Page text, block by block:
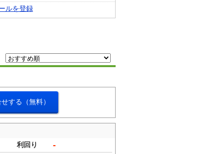
ルを登録
する（無料）
利回り -